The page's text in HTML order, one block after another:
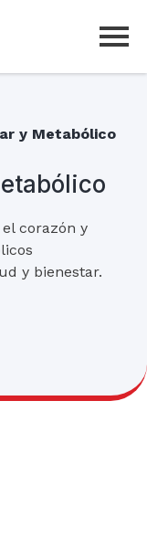
y Metabólico
corazón y
y bienestar.